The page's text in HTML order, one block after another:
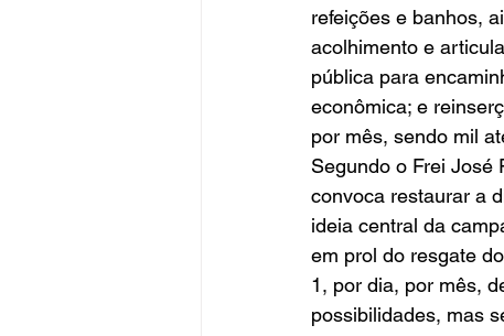
refeições e banhos,
acolhimento e
pública para
econômica; e
por mês, sendo mil
Segundo o Frei José
convoca restaurar a
ideia central da
em prol do resgate
1, por dia, por mês,
possibilidades, mas